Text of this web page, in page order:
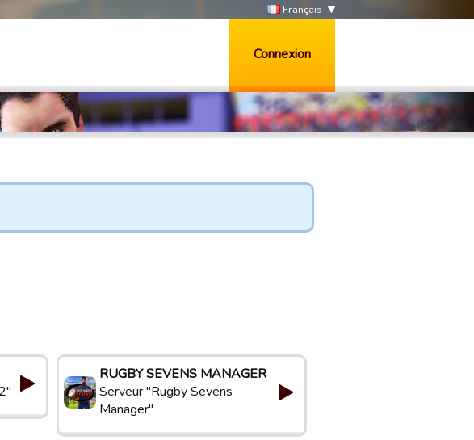
Français
Connexion
RUGBY SEVENS MANAGER
Serveur "Rugby Sevens
Manager"